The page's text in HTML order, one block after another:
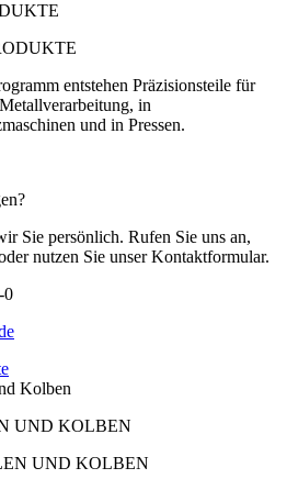
entstehen Präzisionsteile für
in
und in Pressen.
Sie persönlich. Rufen Sie uns an,
nutzen Sie unser Kontaktformular.
0
Kolben
UND KOLBEN